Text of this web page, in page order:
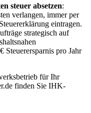
steuer absetzen:
verlangen, immer per
eintragen.
strategisch auf
Steuerersparnis pro Jahr
für Ihr
finden Sie IHK-